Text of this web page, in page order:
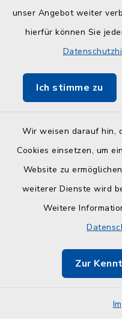
unser Angebot weiter
hierfür können Sie
Ich stimme zu
Wir weisen darauf hin,
Cookies einsetzen, um
Website zu
weiterer Dienste wird
Weitere
Zur
Quicklinks
Kreisverwaltung
ZuFiSH